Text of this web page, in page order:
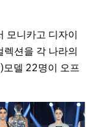
모니카고 디자이
션을 각 나라의
델 22명이 오프